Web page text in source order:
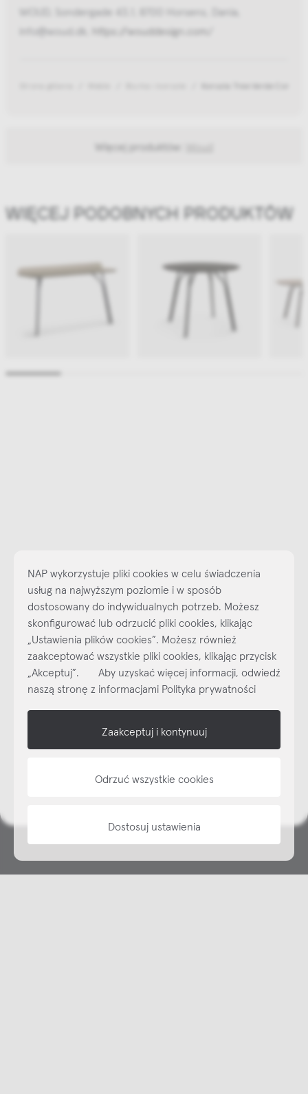
WOUD, Sondergade 43.1, 8700 Horsens, Dania,
info@woud.dk,
https://wouddesign.com/
Więcej produktów:
WIĘCEJ PODOBNYCH PRODUKTÓW
Najlepsze inspiracje i promocje na wyciągnięcie ręki, zapisz się już
dzisiaj do naszego cyklicznego newslettera!
SubskrybujNEWSLETTER
NAP
NAP wykorzystuje pliki cookies w celu świadczenia
usług na najwyższym poziomie i w sposób
dostosowany do indywidualnych potrzeb. Możesz
skonfigurować lub odrzucić pliki cookies, klikając
„Ustawienia plików cookies”. Możesz również
zaakceptować wszystkie pliki cookies, klikając przycisk
„Akceptuj”. Aby uzyskać więcej informacji, odwiedź
naszą stronę z informacjami Polityka prywatności
Zaakceptuj i kontynuuj
Odrzuć wszystkie cookies
Dostosuj ustawienia